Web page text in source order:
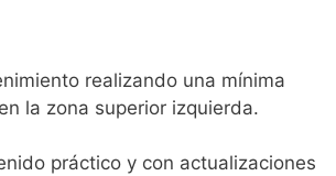
realizando una mínima
la zona superior izquierda.
práctico y con actualizaciones